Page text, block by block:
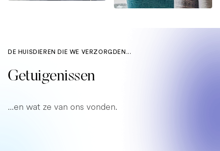
DE HUISDIEREN DIE WE VERZORGDEN...
Getuigenissen
...en wat ze van ons vonden.